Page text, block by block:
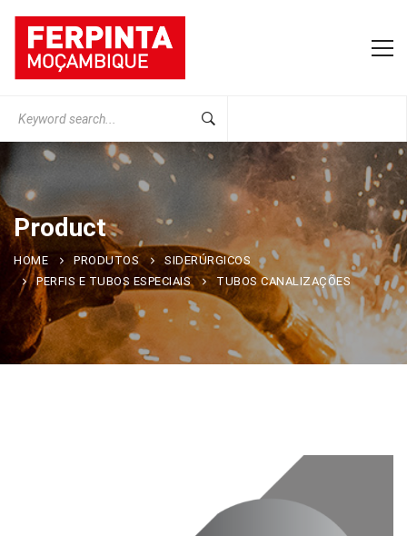
for:
Product
HOME PRODUTOS
SIDERÚRGICOS
PERFIS E TUBOS ESPECIAIS
TUBOS CANALIZAÇÕES